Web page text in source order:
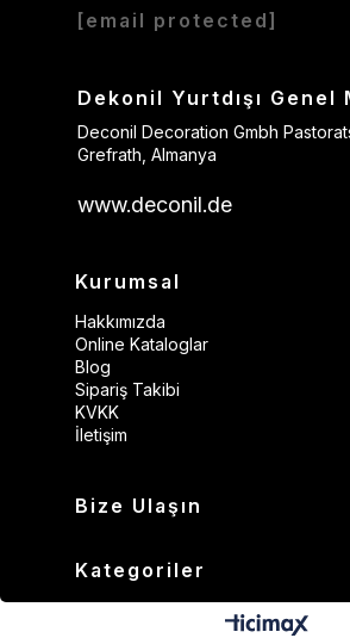
[email protected]
Dekonil Yurtdışı Genel
Deconil Decoration Gmbh
Grefrath, Almanya
www.deconil.de
Kurumsal
Hakkımızda
Online Kataloglar
Blog
Sipariş Takibi
KVKK
İletişim
Bize Ulaşın
Kategoriler